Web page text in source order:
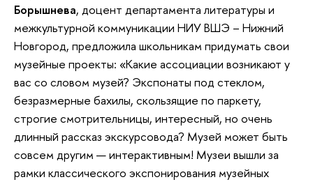
Борышнева, доцент департамента литературы и
межкультурной коммуникации НИУ ВШЭ – Нижний
Новгород, предложила школьникам придумать свои
музейные проекты: «Какие ассоциации возникают у
вас со словом музей? Экспонаты под стеклом,
безразмерные бахилы, скользящие по паркету,
строгие смотрительницы, интересный, но очень
длинный рассказ экскурсовода? Музей может быть
совсем другим — интерактивным! Музеи вышли за
рамки классического экспонирования музейных